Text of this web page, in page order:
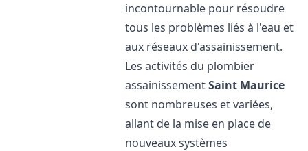
incontournable pour résoudre
tous les problèmes liés à l'eau et
aux réseaux d'assainissement.
Les activités du plombier
assainissementSaint Maurice
sont nombreuses et variées,
allant de la mise en place de
nouveaux systèmes